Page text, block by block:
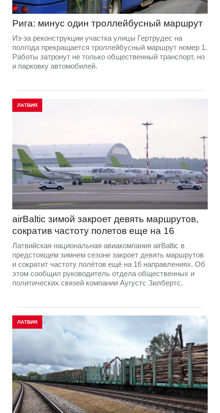
Рига: минус один троллейбусный маршрут
Из-за реконструкции участка улицы Гертрудес на
полгода прекращается троллейбусный маршрут номер 1.
Работы затронут не только общественный транспорт, но
и парковку автомобилей.
ЛАТВИЯ
airBaltic зимой закроет девять маршрутов,
сократив частоту полетов еще на 16
Латвийская национальная авиакомпания airBaltic в
предстоящем зимнем сезоне закроет девять маршрутов
и сократит частоту полётов ещё на 16 направлениях. Об
этом сообщил руководитель отдела общественных и
политических связей компании Аугустс Зилбертс.
ЛАТВИЯ